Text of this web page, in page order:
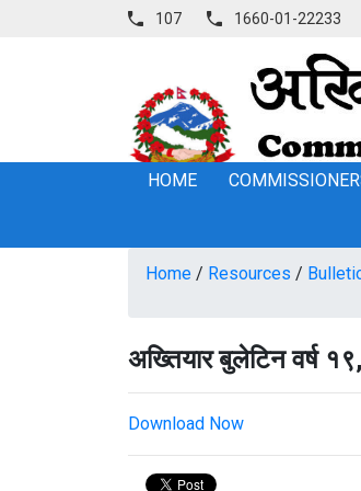
107 1660-01-22233
HOME
Home / Resources /
अख्तियार बुलेटिन वर्ष
Download Now